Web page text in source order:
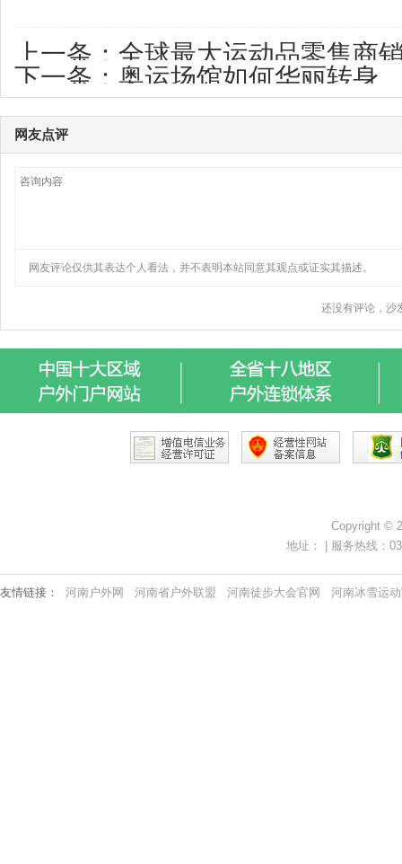
上一条： 全球最大运动品零售商
下一条： 奥运场馆如何华丽转身
Copyright ©
地址： | 服务热线：
友情链接： 河南户外网 河南省户外联盟 河南徒步大会官网 河南冰雪运